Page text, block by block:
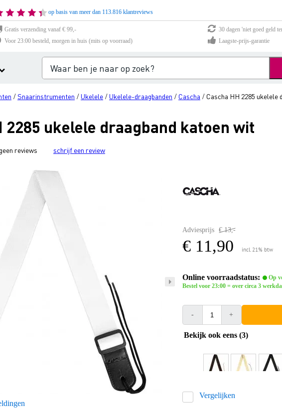
op basis van meer dan 113.816 klantreviews
Gratis verzending vanaf € 99,-
30 dagen 'niet goed geld
Voor 23:00 besteld, morgen in huis (mits op voorraad)
Laagste-prijs-garantie
/Snaarinstrumenten /Ukelele /Ukelele-draagbanden / Cascha / Cascha HH 2285 ukelele
2285 ukelele draagband katoen wit
reviews schrijf een review
Adviesprijs € 13,-
€ 11,90 incl. 21% btw
Online voorraadstatus:
Op
Bestel voor 23:00 = over circa 3
- +
Bekijk ook eens (3)
Vergelijken